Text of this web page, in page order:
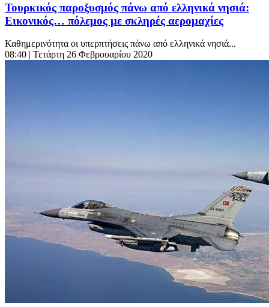
Τουρκικός παροξυσμός πάνω από ελληνικά νησιά:
Εικονικός… πόλεμος με σκληρές αερομαχίες
Καθημερινότητα οι υπερπτήσεις πάνω από ελληνικά νησιά...
08:40 | Τετάρτη 26 Φεβρουαρίου 2020